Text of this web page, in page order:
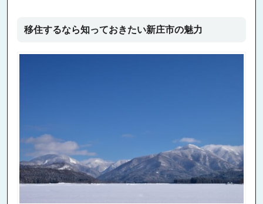
移住するなら知っておきたい新庄市の魅力